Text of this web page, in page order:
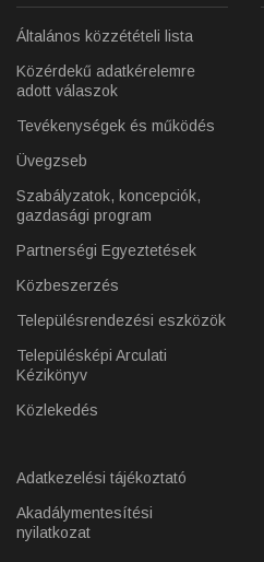
Általános közzétételi lista
Közérdekű adatkérelemre
adott válaszok
Tevékenységek és működés
Üvegzseb
Szabályzatok, koncepciók,
gazdasági program
Partnerségi Egyeztetések
Közbeszerzés
Településrendezési eszközök
Településképi Arculati
Kézikönyv
Közlekedés
Adatkezelési tájékoztató
Akadálymentesítési
nyilatkozat